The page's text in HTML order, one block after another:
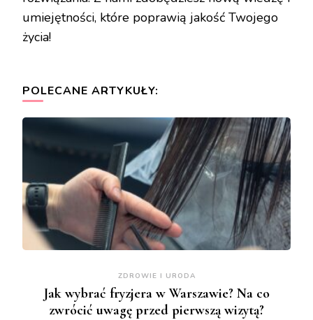
umiejętności, które poprawią jakość Twojego
życia!
POLECANE ARTYKUŁY:
ZDROWIE I URODA
Jak wybrać fryzjera w Warszawie? Na co
zwrócić uwagę przed pierwszą wizytą?